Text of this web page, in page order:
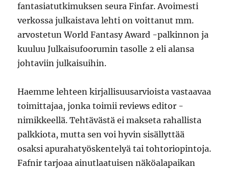
fantasiatutkimuksen seura Finfar. Avoimesti
verkossa julkaistava lehti on voittanut mm.
arvostetun World Fantasy Award -palkinnon ja
kuuluu Julkaisufoorumin tasolle 2 eli alansa
johtaviin julkaisuihin.
Haemme lehteen kirjallisuusarvioista vastaavaa
toimittajaa, jonka toimii reviews editor -
nimikkeellä. Tehtävästä ei makseta rahallista
palkkiota, mutta sen voi hyvin sisällyttää
osaksi apurahatyöskentelyä tai tohtoriopintoja.
Fafnir tarjoaa ainutlaatuisen näköalapaikan